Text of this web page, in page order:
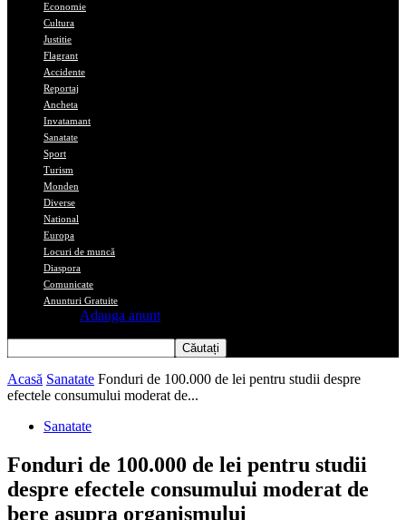
Economie
Cultura
Justitie
Flagrant
Accidente
Reportaj
Ancheta
Invatamant
Sanatate
Sport
Turism
Monden
Diverse
National
Europa
Locuri de muncă
Diaspora
Comunicate
Anunturi Gratuite
Adauga anunt
Acasă Sanatate Fonduri de 100.000 de lei pentru studii despre
efectele consumului moderat de...
Sanatate
Fonduri de 100.000 de lei pentru studii
despre efectele consumului moderat de
bere asupra organismului